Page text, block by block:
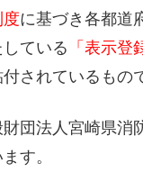
に基づき各都道
ている 「表示登
されているもの
団法人宮崎県消
す。